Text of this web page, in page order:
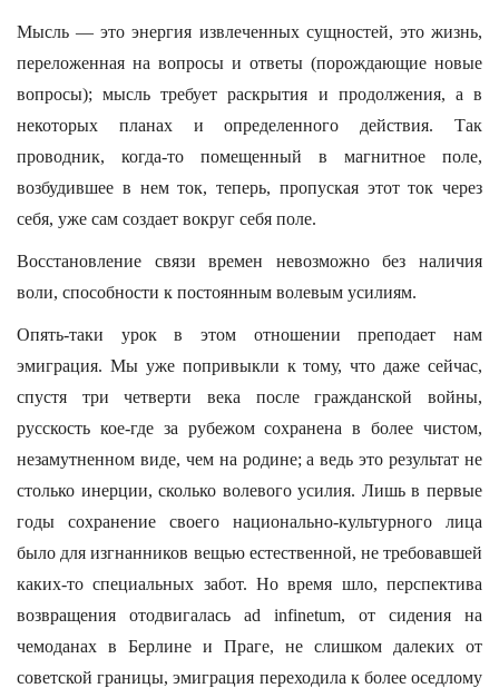
Мысль — это энергия извлеченных сущностей, это жизнь,
переложенная на вопросы и ответы (порождающие новые
вопросы); мысль требует раскрытия и продолжения, а в
некоторых планах и определенного действия. Так
проводник, когда-то помещенный в магнитное поле,
возбудившее в нем ток, теперь, пропуская этот ток через
себя, уже сам создает вокруг себя поле.
Восстановление связи времен невозможно без наличия
воли, способности к постоянным волевым усилиям.
Опять-таки урок в этом отношении преподает нам
эмиграция. Мы уже попривыкли к тому, что даже сейчас,
спустя три четверти века после гражданской войны,
русскость кое-где за рубежом сохранена в более чистом,
незамутненном виде, чем на родине; а ведь это результат не
столько инерции, сколько волевого усилия. Лишь в первые
годы сохранение своего национально-культурного лица
было для изгнанников вещью естественной, не требовавшей
каких-то специальных забот. Но время шло, перспектива
возвращения отодвигалась ad infinetum, от сидения на
чемоданах в Берлине и Праге, не слишком далеких от
советской границы, эмиграция переходила к более оседлому